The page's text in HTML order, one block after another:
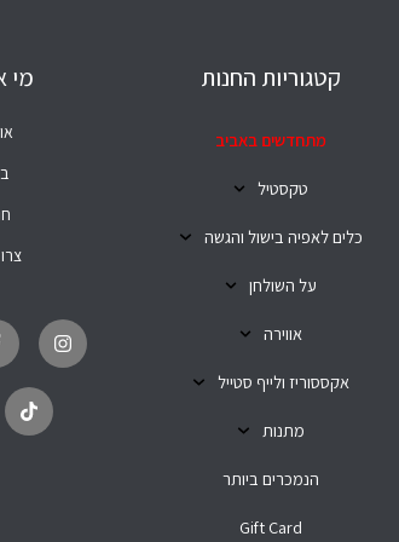
קטגוריות החנות
מתחדשים באביב
טקסטיל
כלים לאפיה בישול והגשה
על השולחן
אווירה
אקססוריז ולייף סטייל
מתנות
הנמכרים ביותר
Gift Card
מי
n
s
t
o
k